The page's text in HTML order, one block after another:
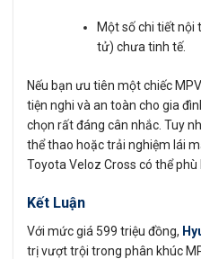
Một số chi tiết nội
tử) chưa tinh tế.
Nếu bạn ưu tiên một chiếc
tiện nghi và an toàn cho gia
chọn rất đáng cân nhắc. Tuy
thể thao hoặc trải nghiệm lái
Toyota Veloz Cross có thể phù
Kết Luận
Với mức giá 599 triệu đồng,
trị vượt trội trong phân khúc